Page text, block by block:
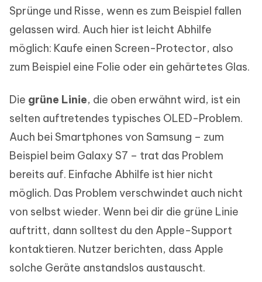
Sprünge und Risse, wenn es zum Beispiel fallen
gelassen wird. Auch hier ist leicht Abhilfe
möglich: Kaufe einen Screen-Protector, also
zum Beispiel eine Folie oder ein gehärtetes Glas.
Die grüne Linie, die oben erwähnt wird, ist ein
selten auftretendes typisches OLED-Problem.
Auch bei Smartphones von Samsung – zum
Beispiel beim Galaxy S7 – trat das Problem
bereits auf. Einfache Abhilfe ist hier nicht
möglich. Das Problem verschwindet auch nicht
von selbst wieder. Wenn bei dir die grüne Linie
auftritt, dann solltest du den Apple-Support
kontaktieren. Nutzer berichten, dass Apple
solche Geräte anstandslos austauscht.